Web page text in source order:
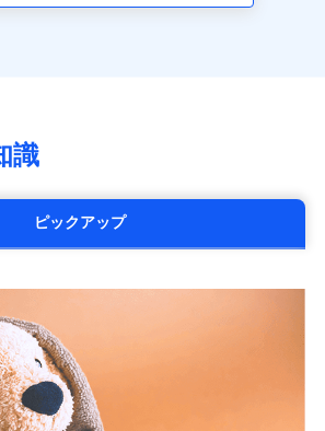
り生命保険株式会社
会社（https://www.taiyo-
命保険株式会社
）
んしん生命保険株式会社
）
互会社
）
険株式会社
）
識
ピックアップ